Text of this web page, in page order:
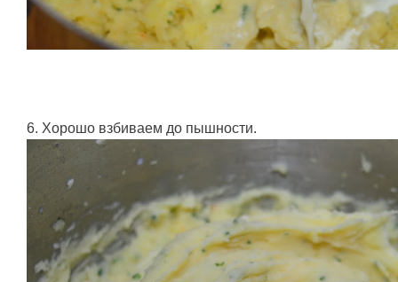
6. Хорошо взбиваем до пышности.